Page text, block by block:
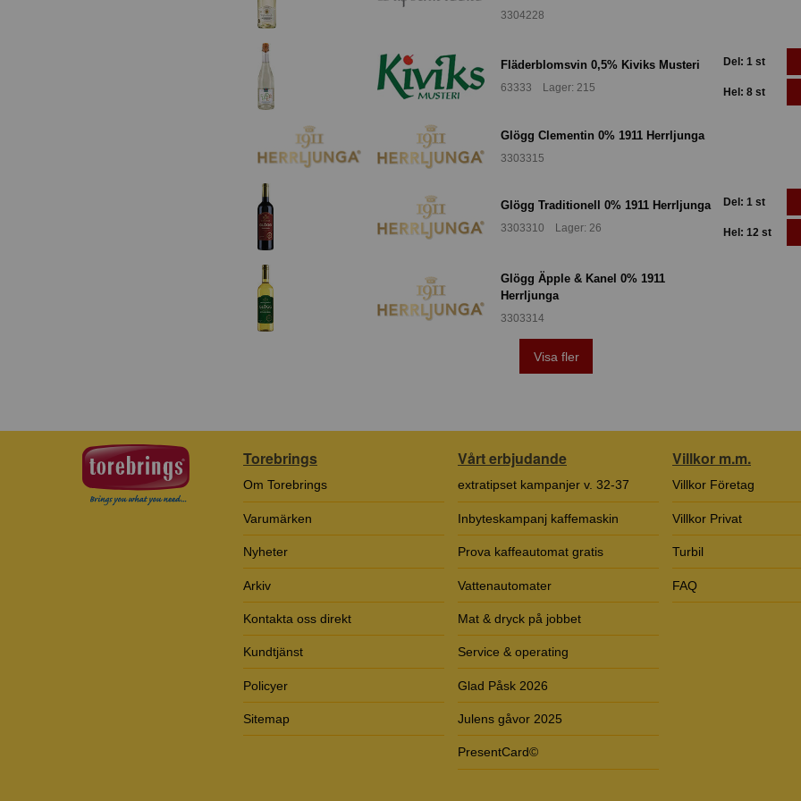
3304228
Fläderblomsvin 0,5% Kiviks Musteri
63333 Lager: 215
Del: 1 st
Hel: 8 st
Glögg Clementin 0% 1911 Herrljunga
3303315
Glögg Traditionell 0% 1911 Herrljunga
3303310 Lager: 26
Del: 1 st
Hel: 12 st
Glögg Äpple & Kanel 0% 1911
Herrljunga
3303314
Visa fler
Torebrings
Om Torebrings
Varumärken
Nyheter
Arkiv
Kontakta oss direkt
Kundtjänst
Policyer
Sitemap
Vårt erbjudande
extratipset kampanjer v. 32-37
Inbyteskampanj kaffemaskin
Prova kaffeautomat gratis
Vattenautomater
Mat & dryck på jobbet
Service & operating
Glad Påsk 2026
Julens gåvor 2025
PresentCard©
Villkor m.m.
Villkor Företag
Villkor Privat
Turbil
FAQ